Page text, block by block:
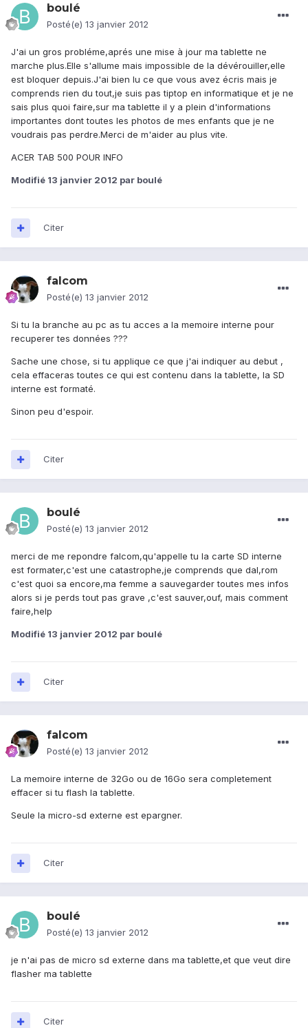
boulé
Posté(e) 13 janvier 2012
J'ai un gros probléme,aprés une mise à jour ma tablette ne
marche plus.Elle s'allume mais impossible de la dévérouiller,elle
est bloquer depuis.J'ai bien lu ce que vous avez écris mais je
comprends rien du tout,je suis pas tiptop en informatique et je ne
sais plus quoi faire,sur ma tablette il y a plein d'informations
importantes dont toutes les photos de mes enfants que je ne
voudrais pas perdre.Merci de m'aider au plus vite.
ACER TAB 500 POUR INFO
Modifié 13 janvier 2012 par boulé
Citer
falcom
Posté(e) 13 janvier 2012
Si tu la branche au pc as tu acces a la memoire interne pour
recuperer tes données ???
Sache une chose, si tu applique ce que j'ai indiquer au debut ,
cela effaceras toutes ce qui est contenu dans la tablette, la SD
interne est formaté.
Sinon peu d'espoir.
Citer
boulé
Posté(e) 13 janvier 2012
merci de me repondre falcom,qu'appelle tu la carte SD interne
est formater,c'est une catastrophe,je comprends que dal,rom
c'est quoi sa encore,ma femme a sauvegarder toutes mes infos
alors si je perds tout pas grave ,c'est sauver,ouf, mais comment
faire,help
Modifié 13 janvier 2012 par boulé
Citer
falcom
Posté(e) 13 janvier 2012
La memoire interne de 32Go ou de 16Go sera completement
effacer si tu flash la tablette.
Seule la micro-sd externe est epargner.
Citer
boulé
Posté(e) 13 janvier 2012
je n'ai pas de micro sd externe dans ma tablette,et que veut dire
flasher ma tablette
Citer